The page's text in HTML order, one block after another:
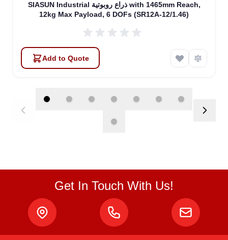
SIASUN Industrial ذراع روبوتية with 1465mm Reach,
12kg Max Payload, 6 DOFs (SR12A-12/1.46)
Add to Quote
Get In Touch With Us!